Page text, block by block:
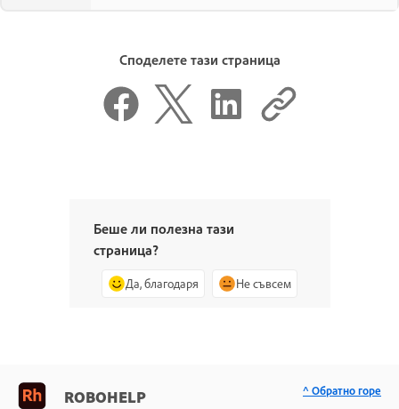
Споделете тази страница
Беше ли полезна тази
страница?
Да, благодаря Не съвсем
ROBOHELP ^ Обратно горе